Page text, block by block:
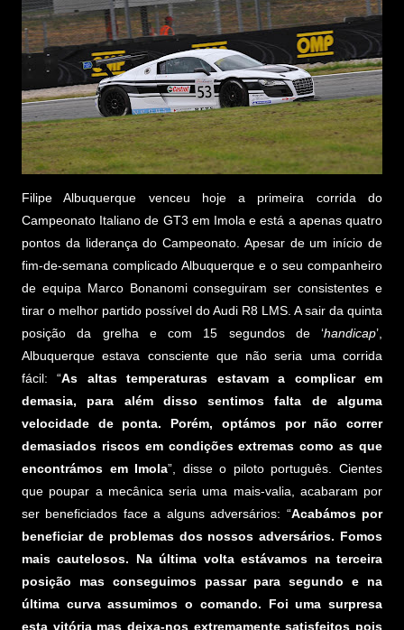
Filipe Albuquerque venceu hoje a primeira corrida do
Campeonato Italiano de GT3 em Imola e está a apenas quatro
pontos da liderança do Campeonato. Apesar de um início de
fim-de-semana complicado Albuquerque e o seu companheiro
de equipa Marco Bonanomi conseguiram ser consistentes e
tirar o melhor partido possível do Audi R8 LMS. A sair da quinta
posição da grelha e com 15 segundos de ‘handicap’,
Albuquerque estava consciente que não seria uma corrida
fácil: “As altas temperaturas estavam a complicar em
demasia, para além disso sentimos falta de alguma
velocidade de ponta. Porém, optámos por não correr
demasiados riscos em condições extremas como as que
encontrámos em Imola”, disse o piloto português. Cientes
que poupar a mecânica seria uma mais-valia, acabaram por
ser beneficiados face a alguns adversários: “Acabámos por
beneficiar de problemas dos nossos adversários. Fomos
mais cautelosos. Na última volta estávamos na terceira
posição mas conseguimos passar para segundo e na
última curva assumimos o comando. Foi uma surpresa
esta vitória mas deixa-nos extremamente satisfeitos pois